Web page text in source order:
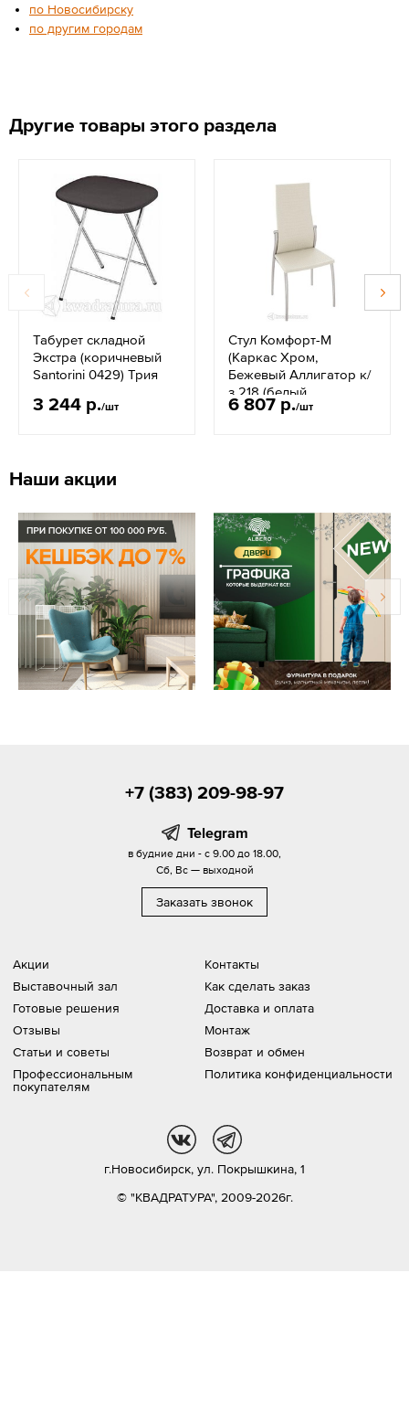
по Новосибирску
по другим городам
Другие товары этого раздела
Табурет складной
Экстра (коричневый
Santorini 0429) Трия
3 244 р./шт
Стул Комфорт-М
(Каркас Хром,
Бежевый Аллигатор к/
з 218 (белый
перламутр)) Трия
6 807 р./шт
Наши акции
Акции
Выставочный зал
Готовые решения
Отзывы
Статьи и советы
Профессиональным
покупателям
Контакты
Как сделать заказ
Доставка и оплата
Монтаж
Возврат и обмен
Политика конфиденциальности
+7 (383) 209-98-97
Telegram
в будние дни - с 9.00 до 18.00,
Сб, Вс — выходной
Заказать звонок
© "КВАДРАТУРА", 2009-2026г.
г.Новосибирск, ул. Покрышкина, 1
vk tg